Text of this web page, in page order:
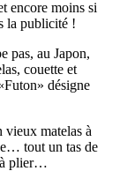
encore moins si
la publicité !
pas, au Japon,
couette et
désigne
vieux matelas à
tout un tas de
à plier…